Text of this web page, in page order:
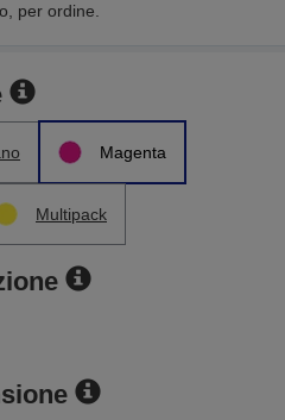
per ordine.
Magenta
Multipack